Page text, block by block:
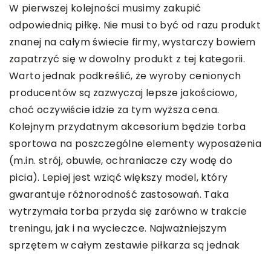
W pierwszej kolejności musimy zakupić
odpowiednią piłkę. Nie musi to być od razu produkt
znanej na całym świecie firmy, wystarczy bowiem
zapatrzyć się w dowolny produkt z tej kategorii.
Warto jednak podkreślić, że wyroby cenionych
producentów są zazwyczaj lepsze jakościowo,
choć oczywiście idzie za tym wyższa cena.
Kolejnym przydatnym akcesorium będzie torba
sportowa na poszczególne elementy wyposażenia
(m.in. strój, obuwie, ochraniacze czy wodę do
picia). Lepiej jest wziąć większy model, który
gwarantuje różnorodność zastosowań. Taka
wytrzymała torba przyda się zarówno w trakcie
treningu, jak i na wycieczce. Najważniejszym
sprzętem w całym zestawie piłkarza są jednak